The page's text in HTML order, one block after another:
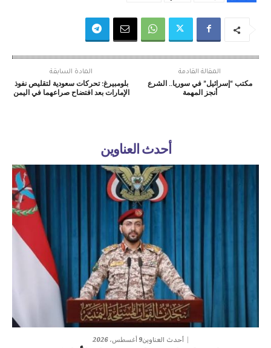
المادة السابقة
بلومبيرغ: تحركات سعودية لتقليص نفوذ
الإمارات بعد افتضاح صراعهما في اليمن
المقالة القادمة
مكتب “إسرائيل” في سوريا.. الشرع
أنجز المهمة
أحدث العناوين
أحدث العناوين9 أغسطس، 2026